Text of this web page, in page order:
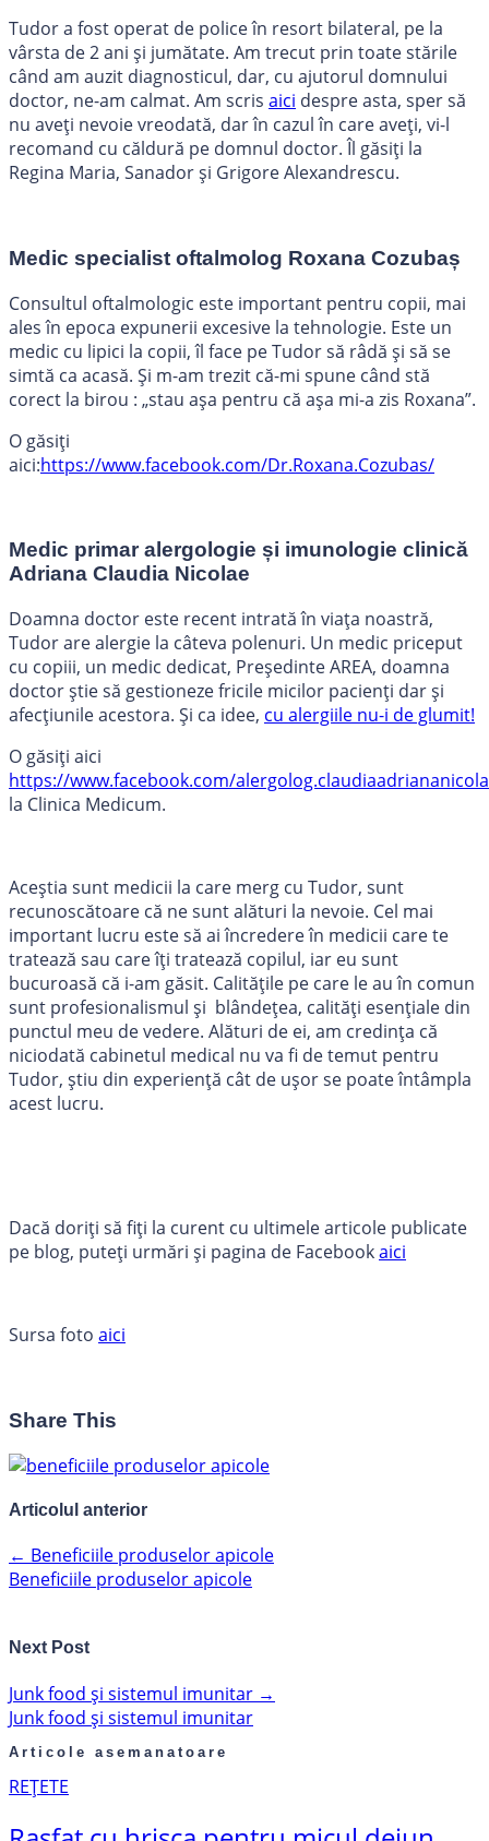
Tudor a fost operat de police în resort bilateral, pe la
vârsta de 2 ani și jumătate. Am trecut prin toate stările
când am auzit diagnosticul, dar, cu ajutorul domnului
doctor, ne-am calmat. Am scris aici despre asta, sper să
nu aveți nevoie vreodată, dar în cazul în care aveți, vi-l
recomand cu căldură pe domnul doctor. Îl găsiți la
Regina Maria, Sanador și Grigore Alexandrescu.
Medic specialist oftalmolog Roxana Cozubaș
Consultul oftalmologic este important pentru copii, mai
ales în epoca expunerii excesive la tehnologie. Este un
medic cu lipici la copii, îl face pe Tudor să râdă și să se
simtă ca acasă. Și m-am trezit că-mi spune când stă
corect la birou : „stau așa pentru că așa mi-a zis Roxana”.
O găsiți
aici:https://www.facebook.com/Dr.Roxana.Cozubas/
Medic primar alergologie și imunologie clinică
Adriana Claudia Nicolae
Doamna doctor este recent intrată în viața noastră,
Tudor are alergie la câteva polenuri. Un medic priceput
cu copiii, un medic dedicat, Președinte AREA, doamna
doctor știe să gestioneze fricile micilor pacienți dar și
afecțiunile acestora. Și ca idee, cu alergiile nu-i de glumit!
O găsiți aici
https://www.facebook.com/
la Clinica Medicum.
Aceștia sunt medicii la care merg cu Tudor, sunt
recunoscătoare că ne sunt alături la nevoie. Cel mai
important lucru este să ai încredere în medicii care te
tratează sau care îți tratează copilul, iar eu sunt
bucuroasă că i-am găsit. Calitățile pe care le au în comun
sunt profesionalismul și blândețea, calități esențiale din
punctul meu de vedere. Alături de ei, am credința că
niciodată cabinetul medical nu va fi de temut pentru
Tudor, știu din experiență cât de ușor se poate întâmpla
acest lucru.
Dacă doriți să fiți la curent cu ultimele articole publicate
pe blog, puteți urmări și pagina de Facebookaici
Sursa foto aici
Share This
Articolul anterior
← Beneficiile produselor apicole
Beneficiile produselor apicole
Next Post
Junk food și sistemul imunitar →
Junk food și sistemul imunitar
Articole asemanatoare
REȚETE